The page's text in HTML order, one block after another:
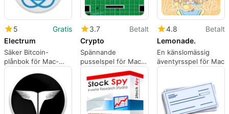
5
Gratis
Electrum
Säker Bitcoin-
plånbok för Mac-
användare
3.7
Betalt
Crypto
Spännande
pusselspel för Mac-
användare
4.8
Betalt
Lemonade.
En känslomässig
äventyrsspel för Mac